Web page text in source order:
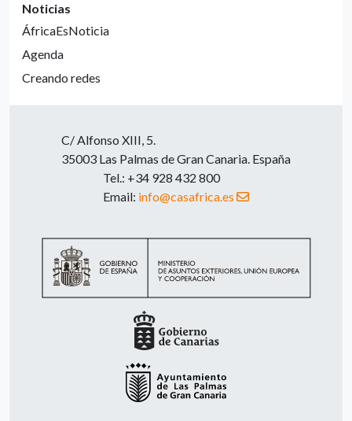
Noticias
ÁfricaEsNoticia
Agenda
Creando redes
C/ Alfonso XIII, 5.
35003 Las Palmas de Gran Canaria. España
Tel.: +34 928 432 800
Email: info@casafrica.es